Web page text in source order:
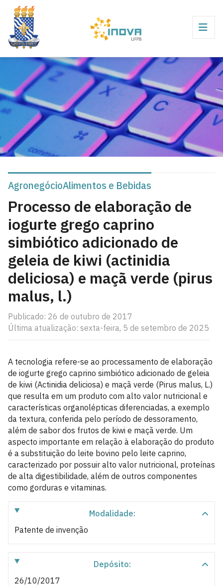
AgronegócioAlimentos e Bebidas
Processo de elaboração de
iogurte grego caprino
simbiótico adicionado de
geleia de kiwi (actinidia
deliciosa) e maçã verde (pirus
malus, l.)
Publicado: 26 de outubro de 2017
Última atualização: sexta-feira, 5 de setembro de 2025
A tecnologia refere-se ao processamento de elaboração
de iogurte grego caprino simbiótico adicionado de geleia
de kiwi (Actinidia deliciosa) e maçã verde (Pirus malus, L.)
que resulta em um produto com alto valor nutricional e
características organolépticas diferenciadas, a exemplo
da textura, conferida pelo período de dessoramento,
além de sabor dos frutos de kiwi e maçã verde. Um
aspecto importante em relação à elaboração do produto
é a substituição do leite bovino pelo leite caprino,
caracterizado por possuir alto valor nutricional, proteínas
de alta digestibilidade, além de outros componentes
como gorduras e vitaminas.
Modalidade:
Patente de invenção
Depósito:
26/10/2017